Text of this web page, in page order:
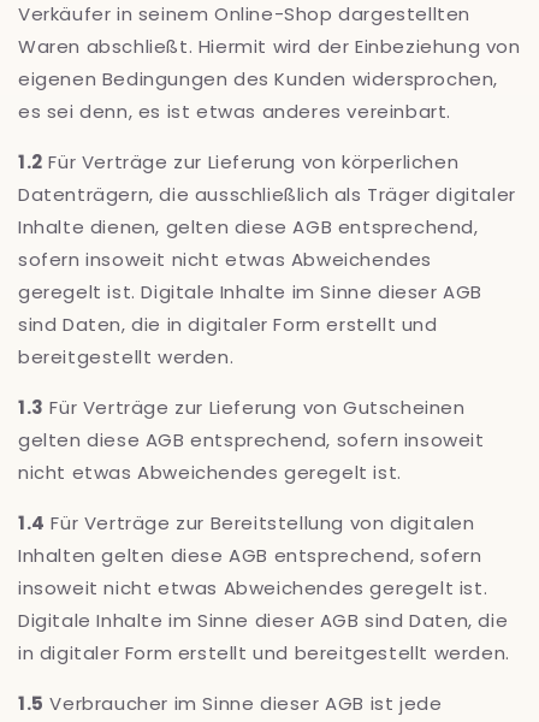
Verkäufer in seinem Online-Shop dargestellten
Waren abschließt. Hiermit wird der Einbeziehung von
eigenen Bedingungen des Kunden widersprochen,
es sei denn, es ist etwas anderes vereinbart.
1.2 Für Verträge zur Lieferung von körperlichen
Datenträgern, die ausschließlich als Träger digitaler
Inhalte dienen, gelten diese AGB entsprechend,
sofern insoweit nicht etwas Abweichendes
geregelt ist. Digitale Inhalte im Sinne dieser AGB
sind Daten, die in digitaler Form erstellt und
bereitgestellt werden.
1.3 Für Verträge zur Lieferung von Gutscheinen
gelten diese AGB entsprechend, sofern insoweit
nicht etwas Abweichendes geregelt ist.
1.4 Für Verträge zur Bereitstellung von digitalen
Inhalten gelten diese AGB entsprechend, sofern
insoweit nicht etwas Abweichendes geregelt ist.
Digitale Inhalte im Sinne dieser AGB sind Daten, die
in digitaler Form erstellt und bereitgestellt werden.
1.5 Verbraucher im Sinne dieser AGB ist jede